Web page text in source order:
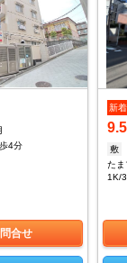
4分
合せ
新着
9.5
敷
たま
1K/